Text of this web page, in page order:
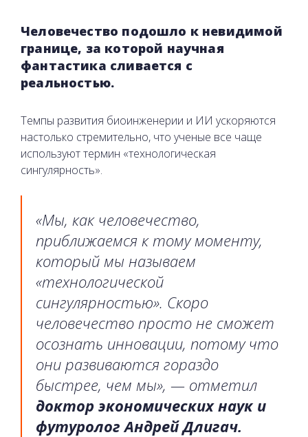
Человечество подошло к невидимой
границе, за которой научная
фантастика сливается с
реальностью.
Темпы развития биоинженерии и ИИ ускоряются
настолько стремительно, что ученые все чаще
используют термин «технологическая
сингулярность».
«Мы, как человечество,
приближаемся к тому моменту,
который мы называем
«технологической
сингулярностью». Скоро
человечество просто не сможет
осознать инновации, потому что
они развиваются гораздо
быстрее, чем мы», — отметил
доктор экономических наук и
футуролог Андрей Длигач.